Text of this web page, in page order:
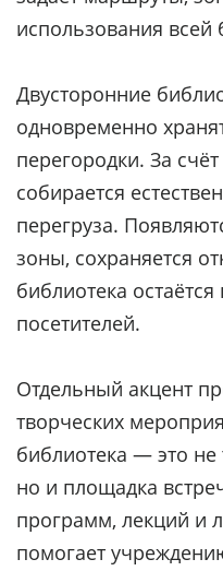
использования всей
Двусторонние
одновременно
перегородки. За
собирается
перегруза.
зоны, сохраняется
библиотека
посетителей.
Отдельный акцент
творческих
библиотека — это не
но и площадка
программ, лекций и
помогает